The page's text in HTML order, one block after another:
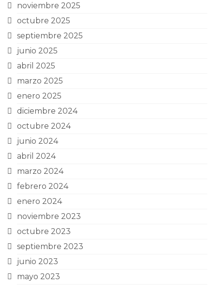
noviembre 2025
octubre 2025
septiembre 2025
junio 2025
abril 2025
marzo 2025
enero 2025
diciembre 2024
octubre 2024
junio 2024
abril 2024
marzo 2024
febrero 2024
enero 2024
noviembre 2023
octubre 2023
septiembre 2023
junio 2023
mayo 2023